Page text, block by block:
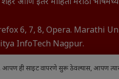
आणि इतर माहिती मराठी
6, 7, 8, Opera. Marathi
InfoTech Nagpur.
आपण ही साइट वापरणे सुरू ठेवल्यास, आपण